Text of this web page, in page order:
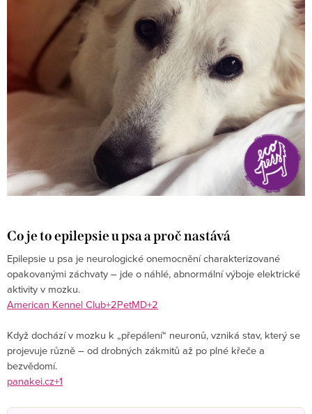
Co je to epilepsie u psa a proč nastává
Epilepsie u psa je neurologické onemocnění charakterizované
opakovanými záchvaty – jde o náhlé, abnormální výboje elektrické
aktivity v mozku.
American Kennel Club+2PetMD+2
Když dochází v mozku k „přepálení“ neuronů, vzniká stav, který se
projevuje různě – od drobných zákmitů až po plné křeče a
bezvědomí.
panakei.cz+1